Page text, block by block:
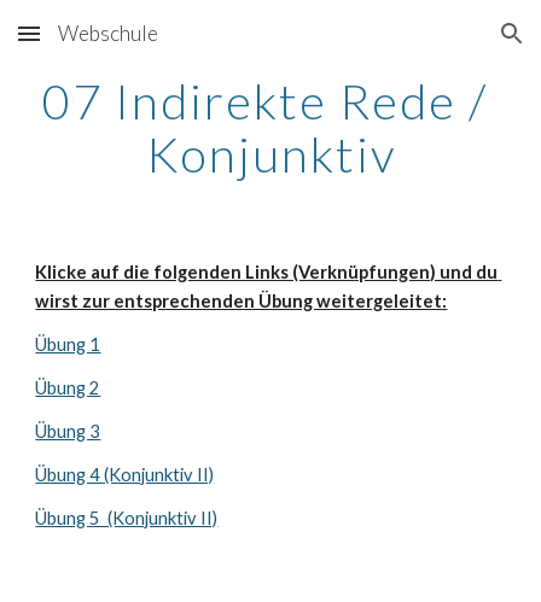
Skip to main content Skip to navigation
Webschule
07 Indirekte Rede /
Konjunktiv
Klicke auf die folgenden Links (Verknüpfungen) und du
wirst zur entsprechenden Übung weitergeleitet:
Übung 1
Übung 2
Übung 3
Übung 4 (Konjunktiv II)
Übung 5  (Konjunktiv II)